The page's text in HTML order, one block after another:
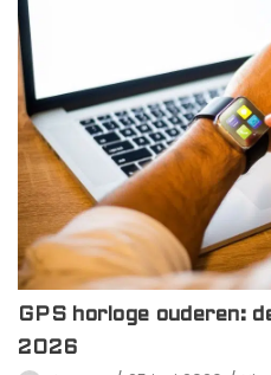
GPS horloge ouderen:
2026